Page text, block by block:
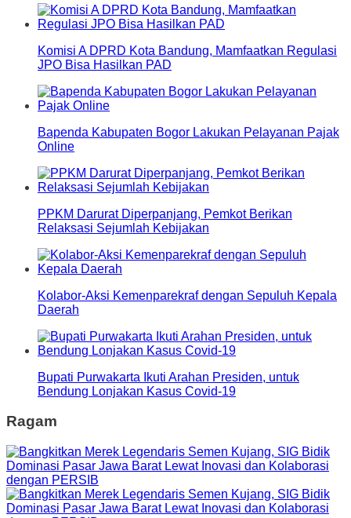
Komisi A DPRD Kota Bandung, Mamfaatkan Regulasi
JPO Bisa Hasilkan PAD
Bapenda Kabupaten Bogor Lakukan Pelayanan Pajak
Online
PPKM Darurat Diperpanjang, Pemkot Berikan
Relaksasi Sejumlah Kebijakan
Kolabor-Aksi Kemenparekraf dengan Sepuluh Kepala
Daerah
Bupati Purwakarta Ikuti Arahan Presiden, untuk
Bendung Lonjakan Kasus Covid-19
Ragam